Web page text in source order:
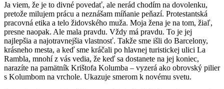
Ja viem, že je to divné povedať, ale nerád chodím na dovolenku,
pretože milujem prácu a neznášam míňanie peňazí. Protestantská
pracovná etika a telo židovského muža. Moja žena je na tom, žiaľ,
presne naopak. Ale mala pravdu. Vždy má pravdu. To je jej
najlepšia a najotravnejšia vlastnosť. Takže sme išli do Barcelony,
krásneho mesta, a keď sme kráčali po hlavnej turistickej ulici La
Rambla, mnohí z vás vedia, že keď sa dostanete na jej koniec,
narazíte na pamätník Krištofa Kolumba – vyzerá ako obrovský pilier
s Kolumbom na vrchole. Ukazuje smerom k novému svetu.